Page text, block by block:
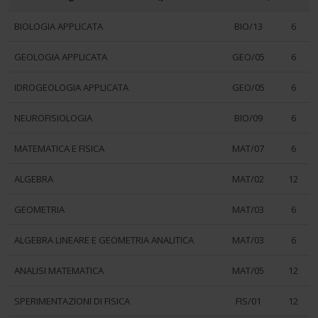
con altre informazioni che ha fornito loro o che hanno
BIOLOGIA APPLICATA BIO/13 6
GEOLOGIA APPLICATA GEO/05 6
IDROGEOLOGIA APPLICATA GEO/05 6
NEUROFISIOLOGIA BIO/09 6
MATEMATICA E FISICA MAT/07 6
ALGEBRA MAT/02 12
GEOMETRIA MAT/03 6
ALGEBRA LINEARE E GEOMETRIA ANALITICA MAT/03 6
ANALISI MATEMATICA MAT/05 12
SPERIMENTAZIONI DI FISICA FIS/01 12